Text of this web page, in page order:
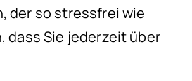
der so stressfrei wie
dass Sie jederzeit über